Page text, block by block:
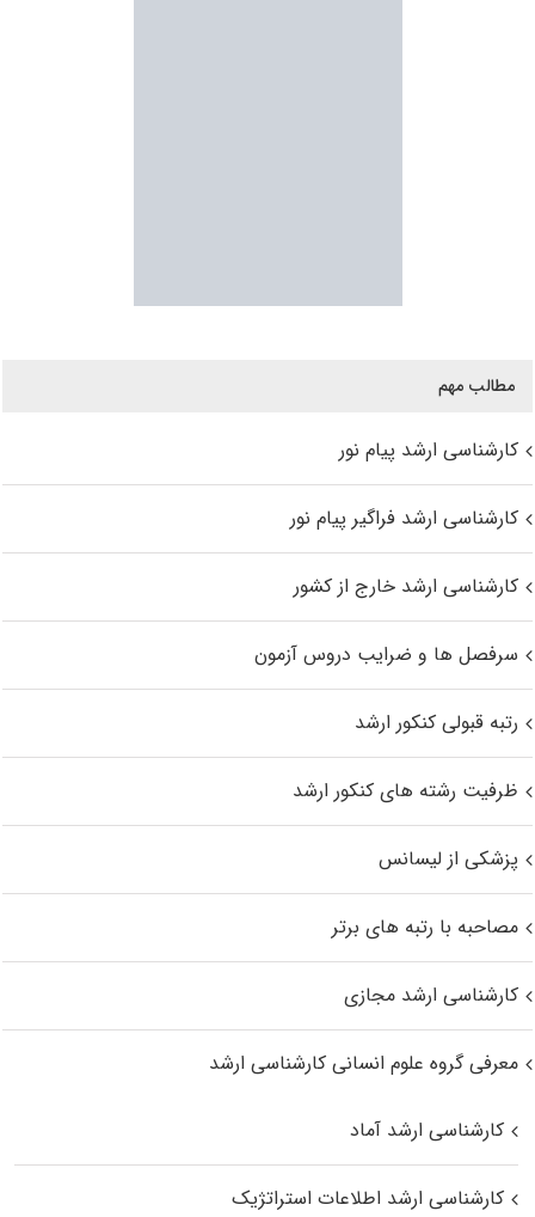
مطالب مهم
کارشناسی ارشد پیام نور
کارشناسی ارشد فراگیر پیام نور
کارشناسی ارشد خارج از کشور
سرفصل ها و ضرایب دروس آزمون
رتبه قبولی کنکور ارشد
ظرفیت رشته های کنکور ارشد
پزشکی از لیسانس
مصاحبه با رتبه های برتر
کارشناسی ارشد مجازی
معرفی گروه علوم انسانی کارشناسی ارشد
کارشناسی ارشد آماد
کارشناسی ارشد اطلاعات استراتژیک